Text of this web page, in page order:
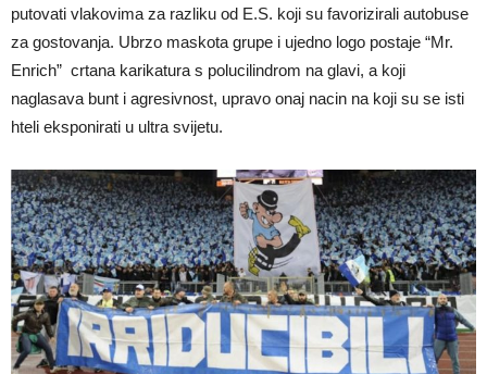
putovati vlakovima za razliku od E.S. koji su favorizirali autobuse
za gostovanja. Ubrzo maskota grupe i ujedno logo postaje “Mr.
Enrich” crtana karikatura s polucilindrom na glavi, a koji
naglasava bunt i agresivnost, upravo onaj nacin na koji su se isti
hteli eksponirati u ultra svijetu.